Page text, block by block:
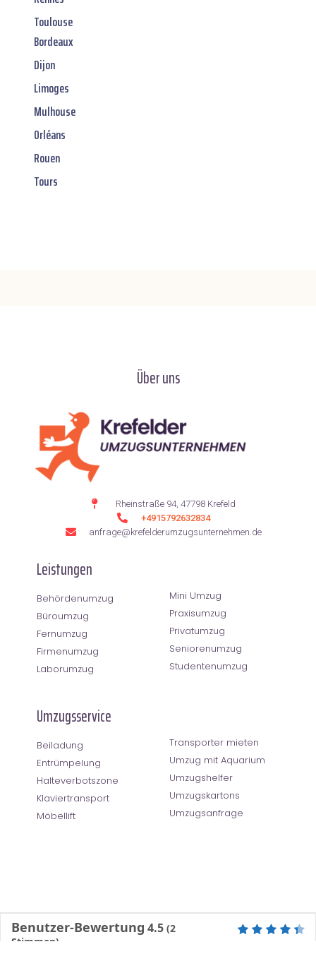
Toulouse
Bordeaux
Dijon
Limoges
Mulhouse
Orléans
Rouen
Tours
Über uns
Rheinstraße 94, 47798 Krefeld
+4915792632834
anfrage@krefelderumzugsunternehmen.de
Leistungen
Behördenumzug
Büroumzug
Fernumzug
Firmenumzug
Laborumzug
Mini Umzug
Praxisumzug
Privatumzug
Seniorenumzug
Studentenumzug
Umzugsservice
Beiladung
Entrümpelung
Halteverbotszone
Klaviertransport
Möbellift
Transporter mieten
Umzug mit Aquarium
Umzugshelfer
Umzugskartons
Umzugsanfrage
Benutzer-Bewertung 4.5 (2
Stimmen)